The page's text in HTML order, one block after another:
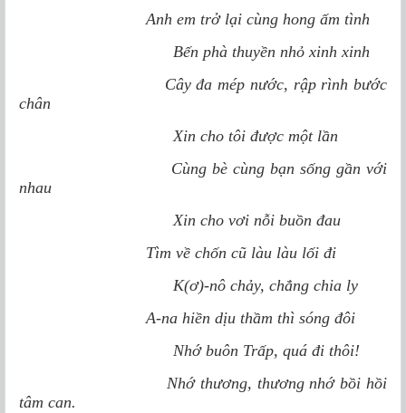
Anh em trở lại cùng hong ấm tình
Bến phà thuyền nhỏ xinh xinh
Cây đa mép nước, rập rình bước
chân
Xin cho tôi được một lần
Cùng bè cùng bạn sống gần với
nhau
Xin cho vơi nỗi buồn đau
Tìm về chốn cũ làu làu lối đi
K(ơ)-nô chảy, chẳng chia ly
A-na hiền dịu thầm thì sóng đôi
Nhớ buôn Trấp, quá đi thôi!
Nhớ thương, thương nhớ bồi hồi
tâm can.